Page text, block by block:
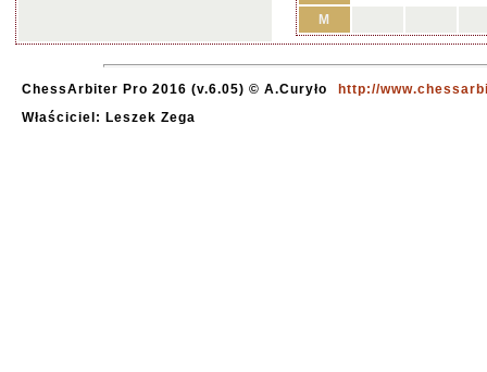
M
ChessArbiter Pro 2016 (v.6.05) © A.Curyło
http://
Właściciel: Leszek Zega